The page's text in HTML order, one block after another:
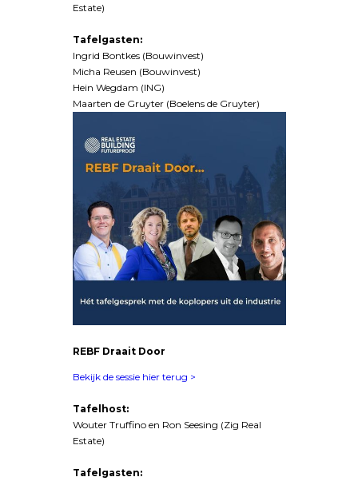
Estate)
Tafelgasten:
Ingrid Bontkes (Bouwinvest)
Micha Reusen (Bouwinvest)
Hein Wegdam (ING)
Maarten de Gruyter (Boelens de Gruyter)
REBF Draait Door
Bekijk de sessie hier terug >
Tafelhost:
Wouter Truffino en Ron Seesing (Zig Real
Estate)
Tafelgasten: